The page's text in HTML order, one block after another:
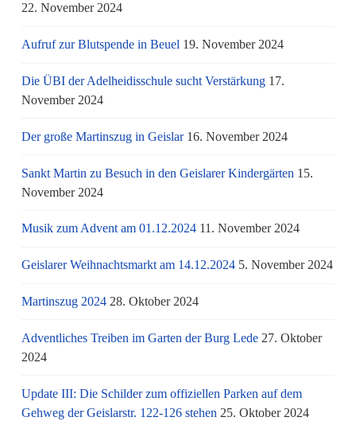
22. November 2024
Aufruf zur Blutspende in Beuel 19. November 2024
Die ÜBI der Adelheidisschule sucht Verstärkung 17.
November 2024
Der große Martinszug in Geislar 16. November 2024
Sankt Martin zu Besuch in den Geislarer Kindergärten 15.
November 2024
Musik zum Advent am 01.12.2024 11. November 2024
Geislarer Weihnachtsmarkt am 14.12.2024 5. November 2024
Martinszug 2024 28. Oktober 2024
Adventliches Treiben im Garten der Burg Lede 27. Oktober
2024
Update III: Die Schilder zum offiziellen Parken auf dem
Gehweg der Geislarstr. 122-126 stehen 25. Oktober 2024